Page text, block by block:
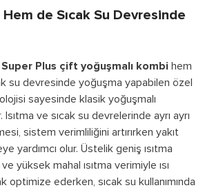
de Sıcak Su Devresinde
Plus çift yoğuşmalı kombi hem
su devresinde yoğuşma yapabilen özel
sayesinde klasik yoğuşmalı
Isıtma ve sıcak su devrelerinde ayrı ayrı
sistem verimliliğini artırırken yakıt
yardımcı olur. Üstelik geniş ısıtma
yüksek mahal ısıtma verimiyle ısı
optimize ederken, sıcak su kullanımında